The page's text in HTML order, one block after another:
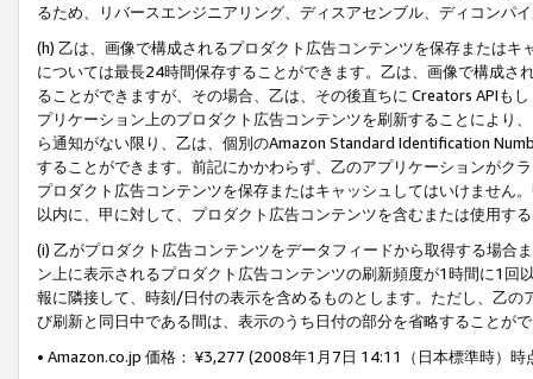
るため、リバースエンジニアリング、ディスアセンブル、ディコンパ
(h) 乙は、画像で構成されるプロダクト広告コンテンツを保存または
については最長24時間保存することができます。乙は、画像で構成
ることができますが、その場合、乙は、その後直ちに Creators APIも
プリケーション上のプロダクト広告コンテンツを刷新することにより
ら通知がない限り、乙は、個別のAmazon Standard Identification
することができます。前記にかかわらず、乙のアプリケーションがク
プロダクト広告コンテンツを保存またはキャッシュしてはいけません
以内に、甲に対して、プロダクト広告コンテンツを含むまたは使用す
(i) 乙がプロダクト広告コンテンツをデータフィードから取得する場合
ン上に表示されるプロダクト広告コンテンツの刷新頻度が1時間に1
報に隣接して、時刻/日付の表示を含めるものとします。ただし、乙
び刷新と同日中である間は、表示のうち日付の部分を省略することが
• Amazon.co.jp 価格： ¥3,277 (2008年1月7日 14:11（日本標準時）